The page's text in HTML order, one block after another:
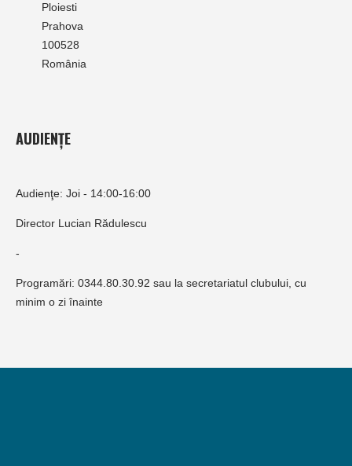
Ploiesti
Prahova
100528
România
AUDIENȚE
Audienţe: Joi - 14:00-16:00
Director Lucian Rădulescu
-
Programări: 0344.80.30.92 sau la secretariatul clubului, cu
minim o zi înainte